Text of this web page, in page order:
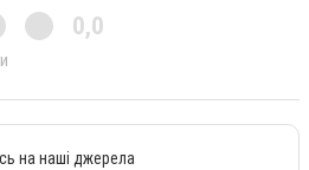
0,0
на наші джерела